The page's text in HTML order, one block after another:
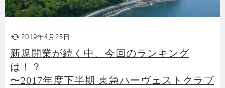
2019年4月25日
新規開業が続く中、今回のランキング
は！？
〜2017年度下半期 東急ハーヴェストクラブ